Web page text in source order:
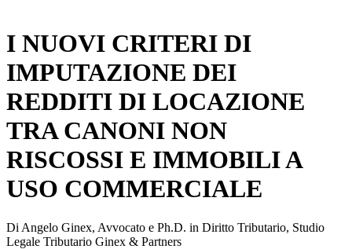
I NUOVI CRITERI DI
IMPUTAZIONE DEI
REDDITI DI LOCAZIONE
TRA CANONI NON
RISCOSSI E IMMOBILI A
USO COMMERCIALE
Di Angelo Ginex, Avvocato e Ph.D. in Diritto Tributario, Studio
Legale Tributario Ginex & Partners